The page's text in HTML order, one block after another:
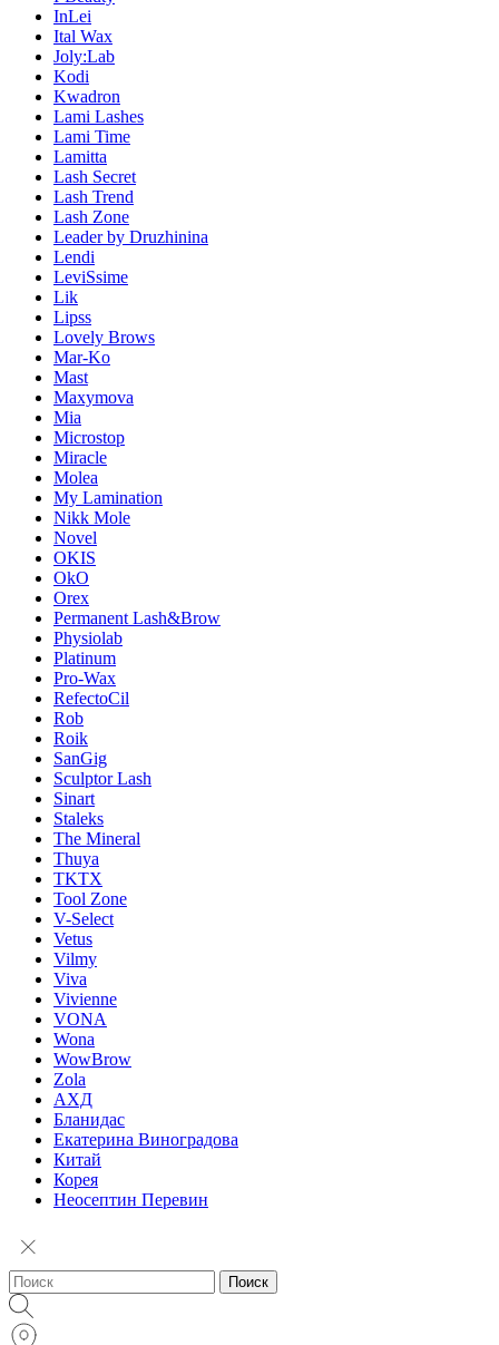
InLei
Ital Wax
Joly:Lab
Kodi
Kwadron
Lami Lashes
Lami Time
Lamitta
Lash Secret
Lash Trend
Lash Zone
Leader by Druzhinina
Lendi
LeviSsime
Lik
Lipss
Lovely Brows
Mar-Ko
Mast
Maxymova
Mia
Microstop
Miracle
Molea
My Lamination
Nikk Mole
Novel
OKIS
OkO
Orex
Permanent Lash&Brow
Physiolab
Platinum
Pro-Wax
RefectoCil
Rob
Roik
SanGig
Sculptor Lash
Sinart
Staleks
The Mineral
Thuya
TKTX
Tool Zone
V-Select
Vetus
Vilmy
Viva
Vivienne
VONA
Wona
WowBrow
Zola
АХД
Бланидас
Екатерина Виноградова
Китай
Корея
Неосептин Перевин
Поиск